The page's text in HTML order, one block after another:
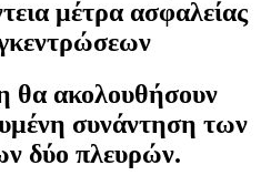
μέτρα ασφαλείας
θα ακολουθήσουν
συνάντηση των
δύο πλευρών.